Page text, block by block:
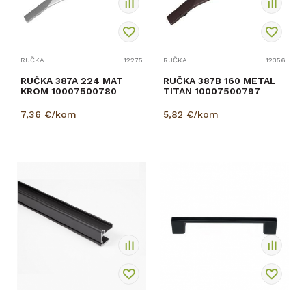
RUČKA 12275
RUČKA 387A 224 MAT
KROM 10007500780
7,36 €/kom
RUČKA 12356
RUČKA 387B 160 METAL
TITAN 10007500797
5,82 €/kom